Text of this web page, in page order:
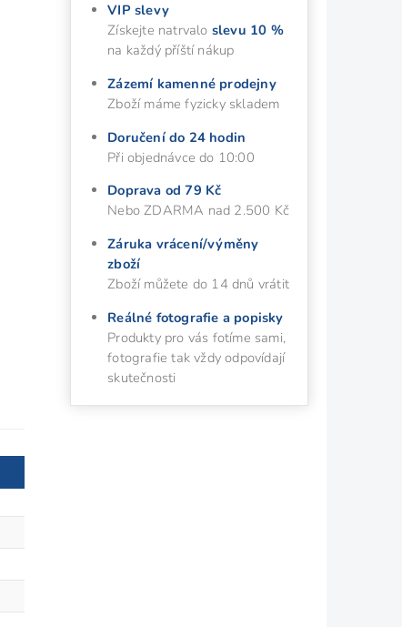
VIP slevy
Získejte natrvalo slevu 10 %
na každý příští nákup
Zázemí kamenné prodejny
Zboží máme fyzicky skladem
Doručení do 24 hodin
Při objednávce do 10:00
Doprava od 79 Kč
Nebo ZDARMA nad 2.500 Kč
Záruka vrácení/výměny
zboží
Zboží můžete do 14 dnů vrátit
Reálné fotografie a popisky
Produkty pro vás fotíme sami,
fotografie tak vždy odpovídají
skutečnosti